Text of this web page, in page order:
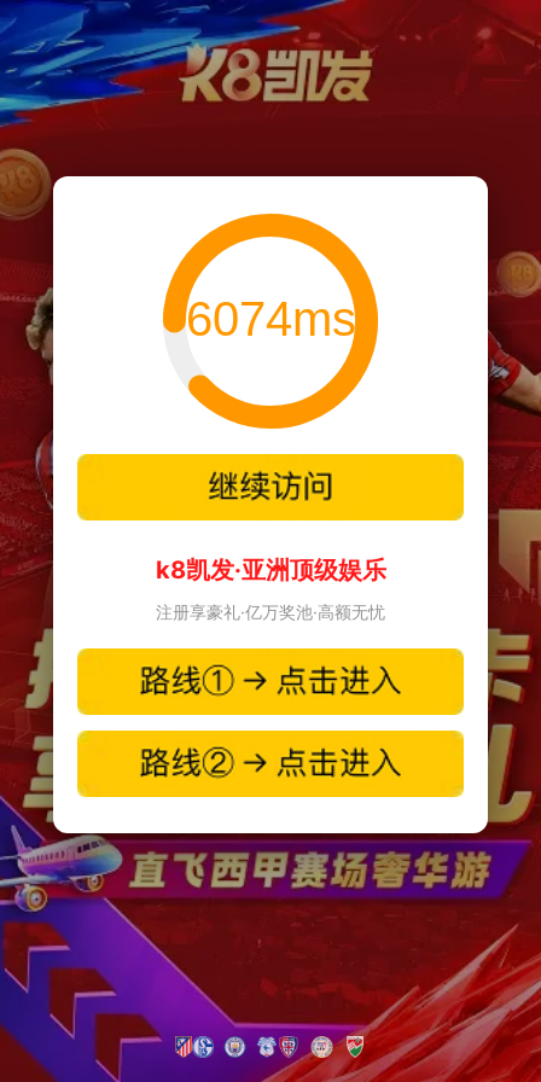
6074ms
k8凯发·亚洲顶级娱乐
注册享豪礼·亿万奖池·高额无忧